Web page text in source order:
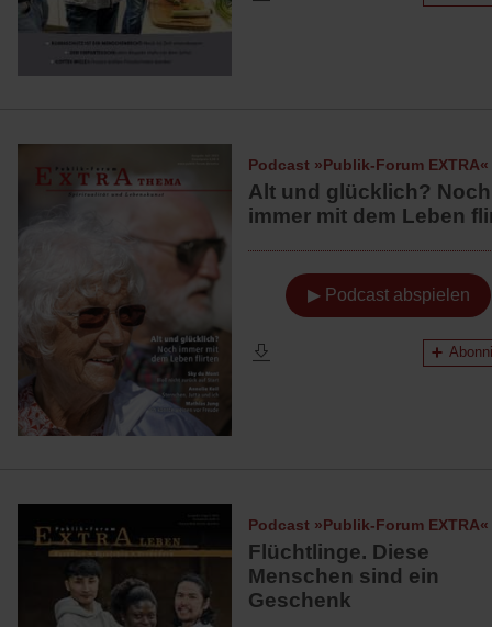
Podcast »Publik-Forum EXTRA«
Alt und glücklich? Noch
immer mit dem Leben
▶ Podcast abspielen
Podcast »Publik-Forum EXTRA«
Flüchtlinge. Diese
Menschen sind ein
Geschenk